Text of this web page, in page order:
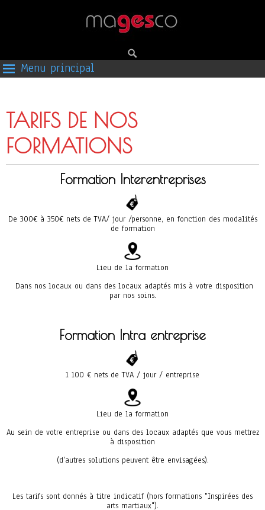
Menu principal
TARIFS DE NOS
FORMATIONS
Formation Interentreprises
De 300€ à 350€ nets de TVA/ jour /personne, en fonction des modalités
de formation
Lieu de la formation
Dans nos locaux ou dans des locaux adaptés mis à votre disposition
par nos soins.
Formation Intra entreprise
1 100 € nets de TVA / jour / entreprise
Lieu de la formation
Au sein de votre entreprise ou dans des locaux adaptés que vous mettrez
à disposition
(d'autres solutions peuvent être envisagées).
Les tarifs sont donnés à titre indicatif (hors formations "Inspirées des
arts martiaux").